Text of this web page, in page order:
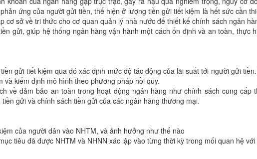
ứng của người gửi tiền, thể hiện ở lượng tiền gửi tiết kiệm là hết sức cần
cơ sở về tri thức cho cơ quan quản lý nhà nước để thiết kế chính sách ngân
gửi, giúp hệ thống ngân hàng vận hành một cách ổn định và an toàn, thực
gửi tiết kiệm qua đó xác định mức độ tác động của lãi suất tới người gửi
kiểm định mô hình theo phương pháp hồi quy.
về đảm bảo an toàn trong hoạt động ngân hàng như chính sách cung cấp
gửi và chính sách tiền gửi của các ngân hàng thương mại.
của người dân vào NHTM, và ảnh hưởng như thế nào
tiêu đã được NHTM và NHNN xác lập vào từng thời kỳ trong mối quan hệ